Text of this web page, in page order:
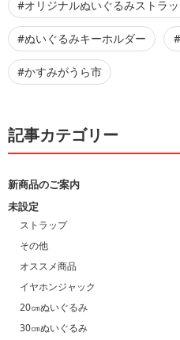
#オリジナルぬいぐるみストラ
#ぬいぐるみキーホルダー
#かすみがうら市
記事カテゴリー
新商品のご案内
未設定
ストラップ
その他
オススメ商品
イヤホンジャック
20㎝ぬいぐるみ
30㎝ぬいぐるみ